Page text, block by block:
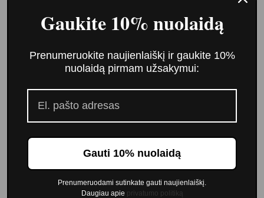
Imperity Professional peniuaras (palerina)
14,00 €
Gaukite 10% nuolaidą
Prenumeruokite naujienlaiškį ir gaukite 10%
nuolaidą pirmam užsakymui:
Gauti 10% nuolaidą
Prenumeruodami sutinkate gauti naujienlaiškį.
Daugiau apie privatumo politiką